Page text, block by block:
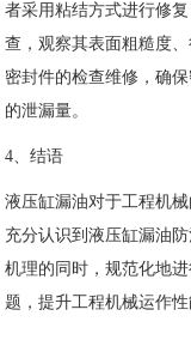
者采用粘结方式进行修
查，观察其表面粗糙度
密封件的检查维修，确
的泄漏量。
4、结语
液压缸漏油对于工程机
充分认识到液压缸漏油
机理的同时，规范化地
题，提升工程机械运作